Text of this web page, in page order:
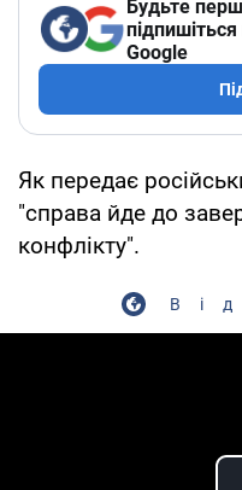
Будьте
Google
Як передає
"справа йде до
конфлікту".